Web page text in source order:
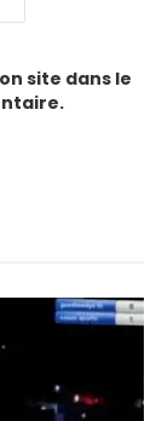
site dans le